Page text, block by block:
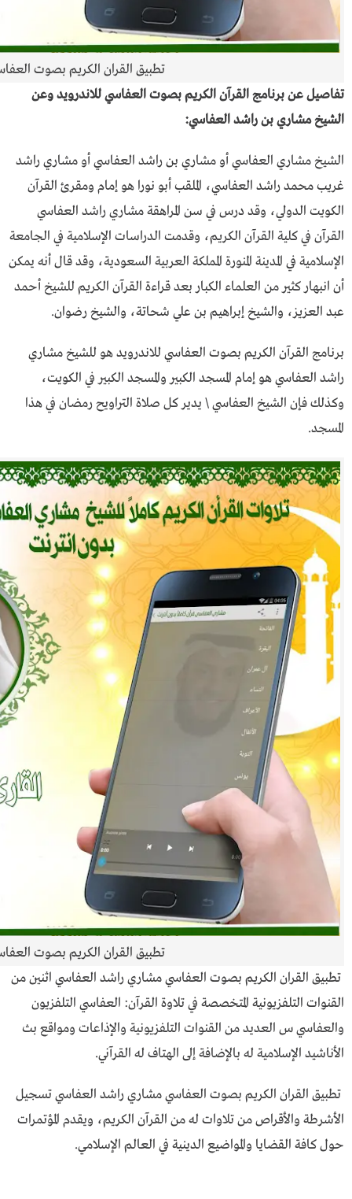
تطبيق القران الكريم بصوت
تفاصيل عن برنامج القرآن الكريم بصوت العفاسي للاندرويد وعن
الشيخ مشاري بن راشد العفاسي:
الشيخ مشاري العفاسي أو مشاري بن راشد العفاسي أو مشاري راشد
غريب محمد راشد العفاسي، الملقب أبو نورا هو إمام ومقرئ القرآن
الكويت الدولي، وقد درس في سن المراهقة مشاري راشد العفاسي
القرآن في كلية القرآن الكريم، وقدمت الدراسات الإسلامية في الجامعة
الإسلامية في المدينة المنورة المملكة العربية السعودية، وقد قال أنه يمكن
أن انبهار كثير من العلماء الكبار بعد قراءة القرآن الكريم للشيخ أحمد
عبد العزيز، والشيخ إبراهيم بن علي شحاتة، والشيخ رضوان.
برنامج القرآن الكريم بصوت العفاسي للاندرويد هو للشيخ مشاري
راشد العفاسي هو إمام المسجد الكبير والمسجد الكبير في الكويت،
وكذلك فإن الشيخ العفاسي \ يدير كل صلاة التراويح رمضان في هذا
المسجد.
تطبيق القران الكريم بصوت
تطبيق القران الكريم بصوت العفاسي مشاري راشد العفاسي اثنين من
القنوات التلفزيونية المتخصصة في تلاوة القرآن: العفاسي التلفزيون
والعفاسي س العديد من القنوات التلفزيونية والإذاعات ومواقع بث
الأناشيد الإسلامية له بالإضافة إلى الهتاف له القرآني.
تطبيق القران الكريم بصوت العفاسي مشاري راشد العفاسي تسجيل
الأشرطة والأقراص من تلاوات له من القرآن الكريم، ويقدم المؤتمرات
حول كافة القضايا والمواضيع الدينية في العالم الإسلامي.